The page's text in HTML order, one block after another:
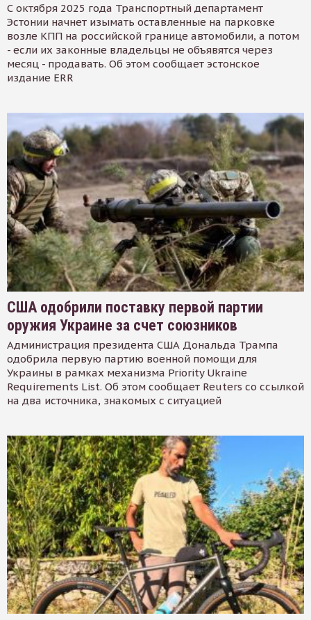
С октября 2025 года Транспортный департамент
Эстонии начнет изымать оставленные на парковке
возле КПП на российской границе автомобили, а потом
- если их законные владельцы не объявятся через
месяц - продавать. Об этом сообщает эстонское
издание ERR
США одобрили поставку первой партии
оружия Украине за счет союзников
Администрация президента США Дональда Трампа
одобрила первую партию военной помощи для
Украины в рамках механизма Priority Ukraine
Requirements List. Об этом сообщает Reuters со ссылкой
на два источника, знакомых с ситуацией